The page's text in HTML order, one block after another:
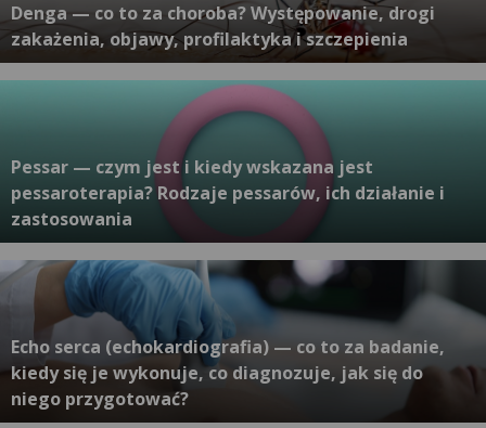
Denga — co to za choroba? Występowanie, drogi
zakażenia, objawy, profilaktyka i szczepienia
Pessar — czym jest i kiedy wskazana jest
pessaroterapia? Rodzaje pessarów, ich działanie i
zastosowania
Echo serca (echokardiografia) — co to za badanie,
kiedy się je wykonuje, co diagnozuje, jak się do
niego przygotować?